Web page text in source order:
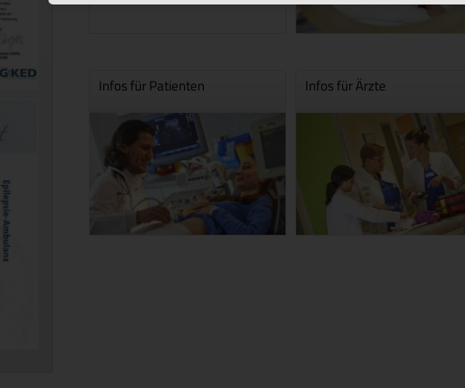
Infos für Patienten Infos für Ärzte